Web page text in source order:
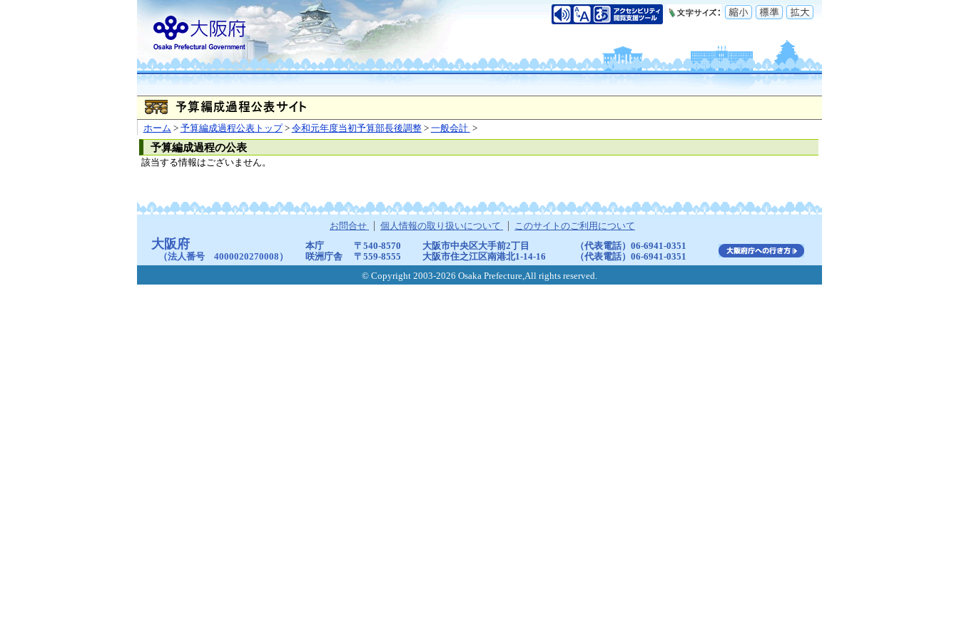
ホーム > 予算編成過程公表トップ> 令和元年度当初予算部長後調整> 一般会計 >
予算編成過程の公表
該当する情報はございません。
お問合せ 個人情報の取り扱いについて このサイトのご利用について
大阪府
（法人番号 4000020270008）
本庁 〒540-8570 大阪市中央区大手前2丁目
（代表電話）06-6941-0351
咲洲庁舎
〒559-8555 大阪市住之江区南港北1-14-16
（代表電話）06-6941-0351
© Copyright 2003-2026 Osaka Prefecture,All rights reserved.